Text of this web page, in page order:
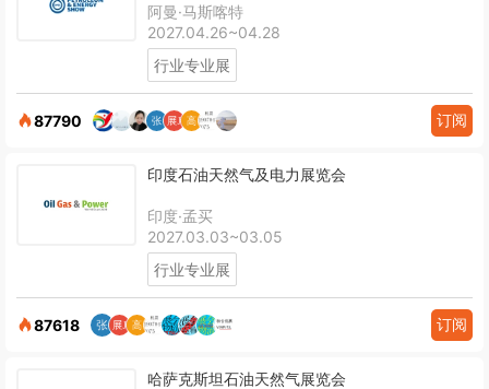
阿曼·马斯喀特
2027.04.26~04.28
行业专业展
87790 订阅
印度石油天然气及电力展览会
印度·孟买
2027.03.03~03.05
行业专业展
87618 订阅
哈萨克斯坦石油天然气展览会